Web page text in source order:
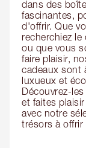
dans des
fascinantes,
d'offrir. Que
recherchiez le
ou que vous
faire plaisir,
cadeaux sont
luxueux et
Découvrez-
et faites
avec notre
trésors à offrir